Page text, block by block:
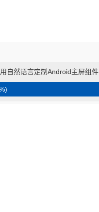
自然语言定制Android主屏组件